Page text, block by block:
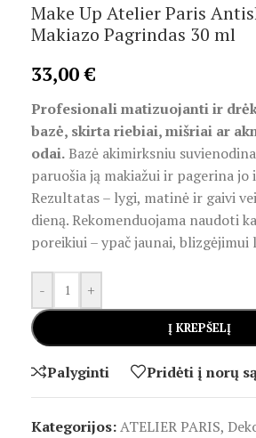
Make Up Atelier Paris
Makiazo Pagrindas 30 ml
33,00€
Profesionali matizuojanti ir
bazė, skirta riebiai, mišriai ar
odai. Bazė akimirksniu
paruošia ją makiažui ir pagerina jo
Rezultatas – lygi, matinė ir gaivi
dieną. Rekomenduojama naudoti
poreikiui – ypač jaunai, blizgėjimui
- +
Į KREPŠELĮ
Palyginti Pridėti į norų
Kategorijos:ATELIER PARIS,